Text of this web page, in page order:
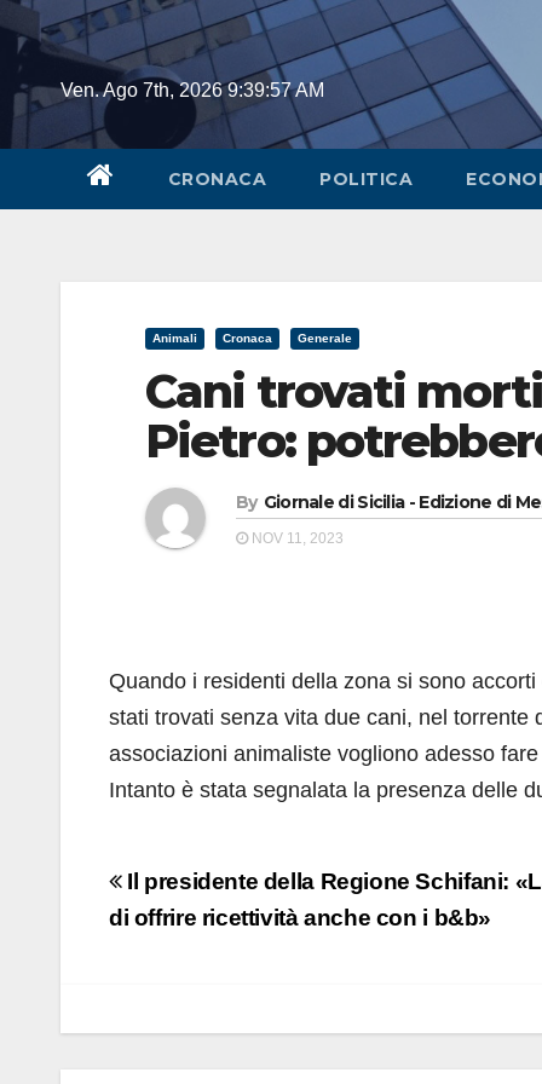
Skip
contentVen. Ago 7th, 20269:39:57 AM
CRONACA POLITICA
Animali Cronaca Generale
Cani trovati
Pietro:
By Giornale di Sicilia - Edizione di
NOV 11, 2023
Quando i residenti della zona si sono
stati trovati senza vita due cani, nel
associazioni animaliste vogliono adesso
Intanto è stata segnalata la presenza delle
Navigazione
articoli
Il presidente della Regione Schifani:
di offrire ricettività anche con i b&b»